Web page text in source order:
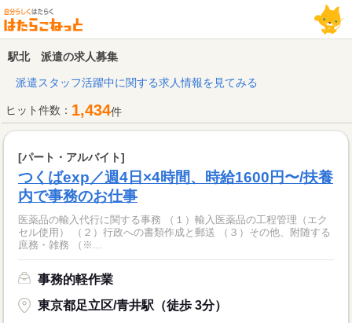
駅北 派遣の求人募集
派遣スタッフ活躍中に関する求人情報を見てみる
ヒット件数： 1,434件
[パート・アルバイト]
つくばexp／週4日×4時間、時給1600円〜/扶養
内で事務のお仕事
医薬品の輸入代行に関する事務 （１）輸入医薬品の工程管理（エク
セル使用） （２）行政への書類作成と郵送 （３）その他、附随する
庶務・雑務 （※...
事務的軽作業
東京都足立区/青井駅（徒歩 3分）